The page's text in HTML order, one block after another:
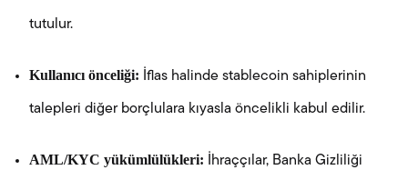
tutulur.
Kullanıcı önceliği: İflas halinde stablecoin sahiplerinin
talepleri diğer borçlulara kıyasla öncelikli kabul edilir.
AML/KYC yükümlülükleri: İhraççılar, Banka Gizliliği